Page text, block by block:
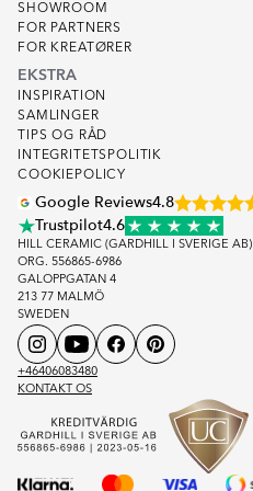
SHOWROOM
FOR PARTNERS
FOR KREATØRER
EKSTRA
INSPIRATION
SAMLINGER
TIPS OG RÅD
INTEGRITETSPOLITIK
COOKIEPOLICY
Google Reviews4.8
Trustpilot4.6
HILL CERAMIC (GARDHILL I SVERIGE AB)
ORG. 556865-6986
GALOPPGATAN 4
213 77 MALMÖ
SWEDEN
+46406083480
KONTAKT OS